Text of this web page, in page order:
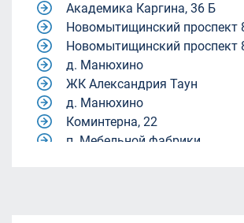
Академика Каргина, 36 Б
Новомытищинский проспект
Новомытищинский проспект
д. Манюхино
ЖК Александрия Таун
д. Манюхино
Коминтерна, 22
п. Мебельной фабрики.